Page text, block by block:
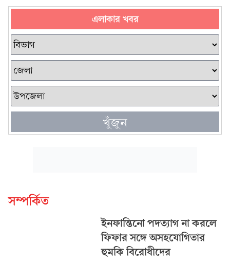
এলাকার খবর
খুঁজুন
সম্পর্কিত
ইনফান্তিনো পদত্যাগ না করলে
ফিফার সঙ্গে অসহযোগিতার
হুমকি বিরোধীদের